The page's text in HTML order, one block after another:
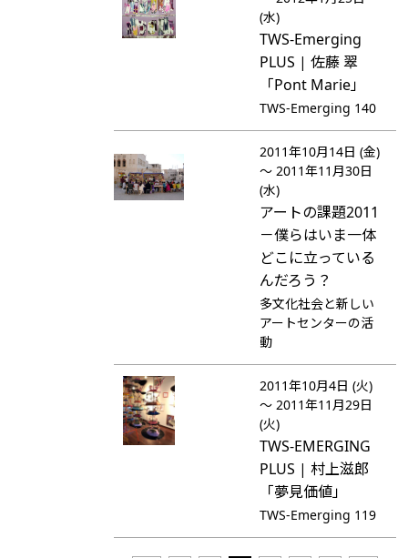
(水)
TWS-Emerging
PLUS | 佐藤 翠
「Pont Marie」
TWS-Emerging 140
2011年10月14日 (金)
～ 2011年11月30日
(水)
アートの課題2011
－僕らはいま一体
どこに立っている
んだろう？
多文化社会と新しい
アートセンターの活
動
2011年10月4日 (火)
～ 2011年11月29日
(火)
TWS-EMERGING
PLUS | 村上滋郎
「夢見価値」
TWS-Emerging 119